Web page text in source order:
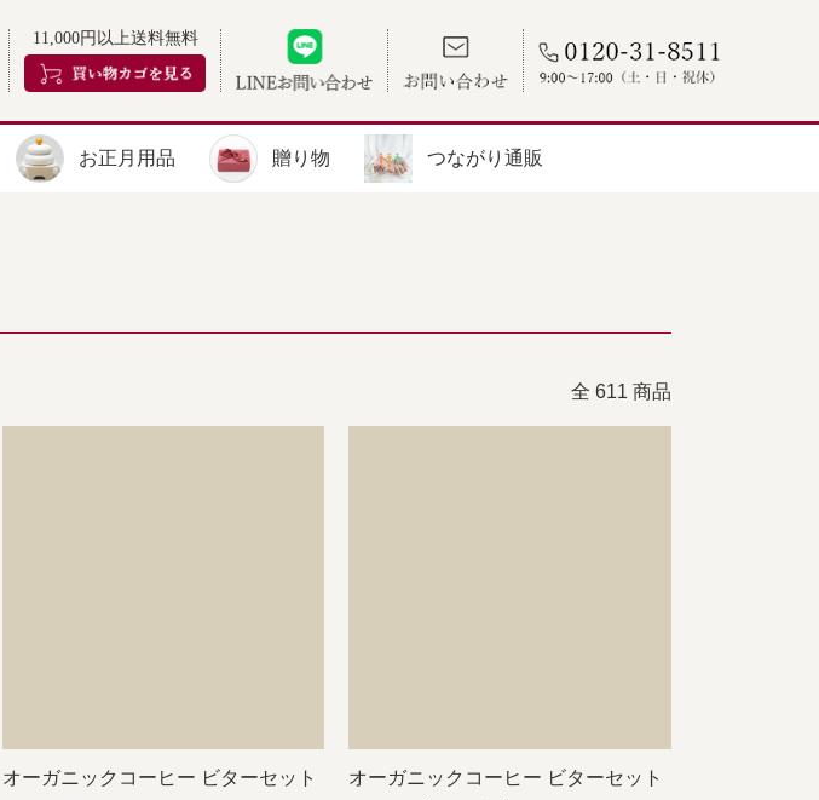
11,000円以上送料無料
お正月用品 贈り物 つながり通販
全 611 商品
オーガニックコーヒー ビターセット
オーガニックコーヒー ビターセット